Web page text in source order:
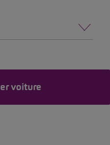
voiture